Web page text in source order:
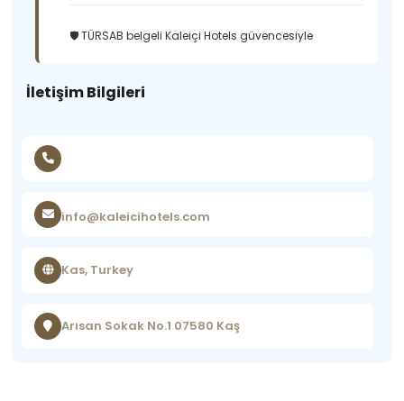
🛡️ TÜRSAB belgeli Kaleiçi Hotels güvencesiyle
İletişim Bilgileri
info@kaleicihotels.com
Kas, Turkey
Arısan Sokak No.1 07580 Kaş